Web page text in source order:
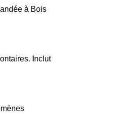
à Bois
Inclut